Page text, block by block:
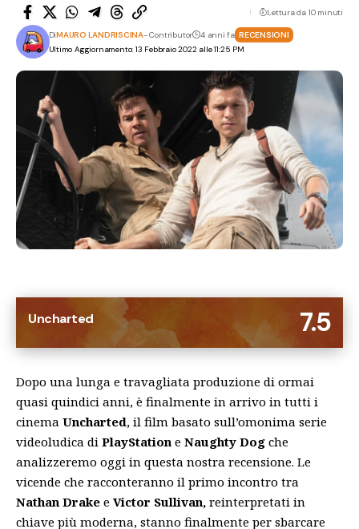
Ultimo Aggiornamento: 13 Febbraio 2022 alle 11:25 PM
DiMAURO LANDRISCINA- Contributor 4 anni fa RECENSIONI
Lettura da 10 minuti
7.5
Uncharted
Dopo una lunga e travagliata produzione di ormai
quasi quindici anni, è finalmente in arrivo in tutti i
cinema Uncharted, il film basato sull’omonima serie
videoludica di PlayStation e Naughty Dog che
analizzeremo oggi in questa nostra recensione. Le
vicende che racconteranno il primo incontro tra
Nathan Drake e Victor Sullivan, reinterpretati in
chiave più moderna, stanno finalmente per sbarcare